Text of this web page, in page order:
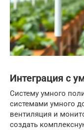
Интеграция с
Систему умного
системами умного
вентиляция и
создать